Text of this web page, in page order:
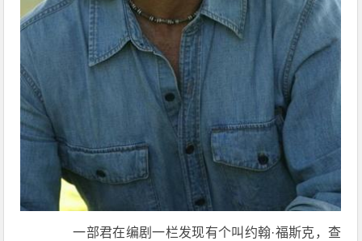
一部君在编剧一栏发现有个叫约翰·福斯克，查